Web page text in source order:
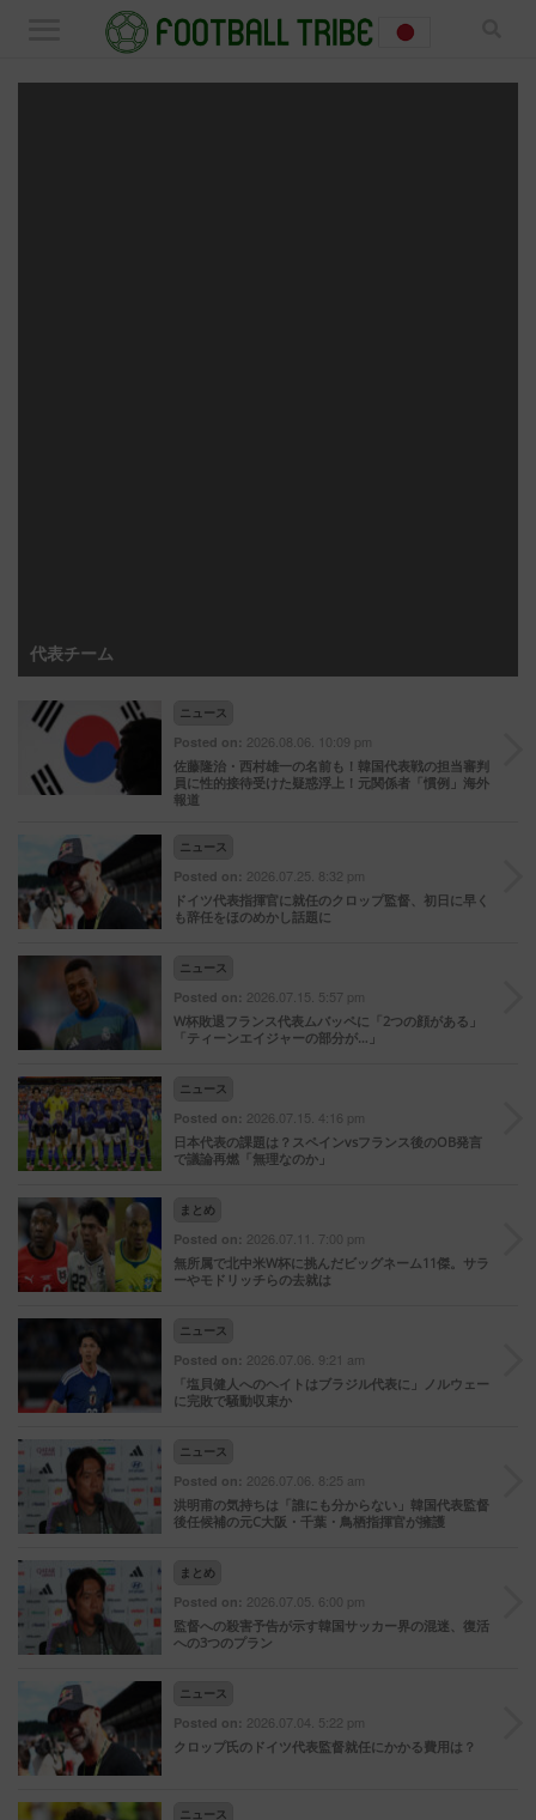
代表チーム
ニュース
Posted on: 2026.08.06. 10:09 pm
佐藤隆治・西村雄一の名前も！韓国代表戦の担当審判
員に性的接待受けた疑惑浮上！元関係者「慣例」海外
報道
ニュース
Posted on: 2026.07.25. 8:32 pm
ドイツ代表指揮官に就任のクロップ監督、初日に早く
も辞任をほのめかし話題に
ニュース
Posted on: 2026.07.15. 5:57 pm
W杯敗退フランス代表ムバッペに「2つの顔がある」
「ティーンエイジャーの部分が…」
ニュース
Posted on: 2026.07.15. 4:16 pm
日本代表の課題は？スペインvsフランス後のOB発言
で議論再燃「無理なのか」
まとめ
Posted on: 2026.07.11. 7:00 pm
無所属で北中米W杯に挑んだビッグネーム11傑。サラ
ーやモドリッチらの去就は
ニュース
Posted on: 2026.07.06. 9:21 am
「塩貝健人へのヘイトはブラジル代表に」ノルウェー
に完敗で騒動収束か
ニュース
Posted on: 2026.07.06. 8:25 am
洪明甫の気持ちは「誰にも分からない」韓国代表監督
後任候補の元C大阪・千葉・鳥栖指揮官が擁護
まとめ
Posted on: 2026.07.05. 6:00 pm
監督への殺害予告が示す韓国サッカー界の混迷、復活
への3つのプラン
ニュース
Posted on: 2026.07.04. 5:22 pm
クロップ氏のドイツ代表監督就任にかかる費用は？
ニュース